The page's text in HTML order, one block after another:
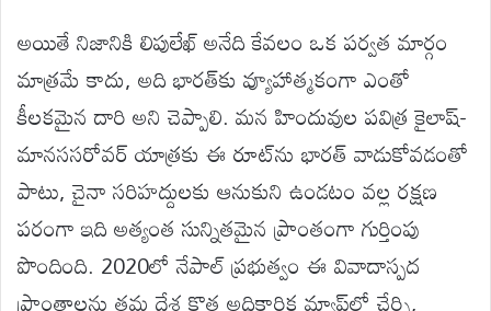
అయితే నిజానికి లిపులేఖ్ అనేది కేవలం ఒక పర్వత మార్గం
మాత్రమే కాదు, అది భారత్‌కు వ్యూహాత్మకంగా ఎంతో
కీలకమైన దారి అని చెప్పాలి. మన హిందువుల పవిత్ర కైలాష్-
మానససరోవర్ యాత్రకు ఈ రూట్‌ను భారత్ వాడుకోవడంతో
పాటు, చైనా సరిహద్దులకు ఆనుకుని ఉండటం వల్ల రక్షణ
పరంగా ఇది అత్యంత సున్నితమైన ప్రాంతంగా గుర్తింపు
పొందింది. 2020లో నేపాల్ ప్రభుత్వం ఈ వివాదాస్పద
ప్రాంతాలను తమ దేశ కొత్త అధికారిక మ్యాప్‌లో చేర్చి,